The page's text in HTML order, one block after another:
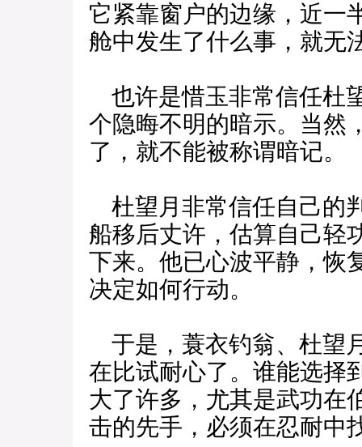
它紧靠窗户的边缘，近一
舱中发生了什么事，就无
也许是惜玉非常信任杜
个隐晦不明的暗示。当然
了，就不能被称谓暗记。
杜望月非常信任自己的
船移后丈许，估算自己轻
下来。他已心波平静，恢
决定如何行动。
于是，蓑衣钓翁、杜望
在比试耐心了。谁能选择
大了许多，尤其是武功在
击的先手，必须在忍耐中